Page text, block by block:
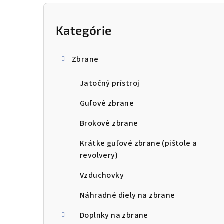
B
Preskočiť
kategórie
Kategórie
Zbrane
Jatočný prístroj
Guľové zbrane
Brokové zbrane
Krátke guľové zbrane (pištole a
revolvery)
Vzduchovky
Náhradné diely na zbrane
Doplnky na zbrane